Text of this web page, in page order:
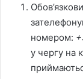
номером:
у чергу на